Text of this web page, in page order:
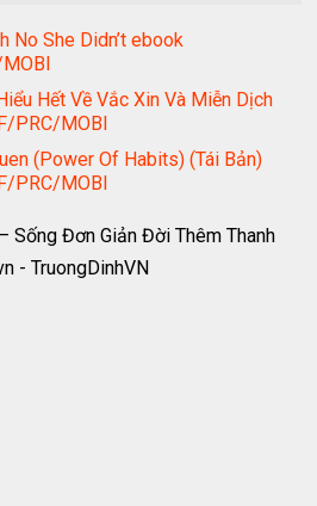
No She Didn’t ebook
Hết Về Vắc Xin Và Miễn Dịch
PRC/MOBI
(Power Of Habits) (Tái Bản)
PRC/MOBI
Sống Đơn Giản Đời Thêm Thanh
- TruongDinhVN